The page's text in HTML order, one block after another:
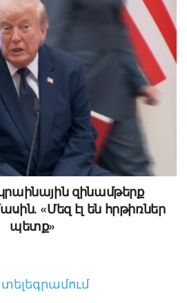
զինամթերք
«Մեզ էլ են հրթիռներ
պետք»